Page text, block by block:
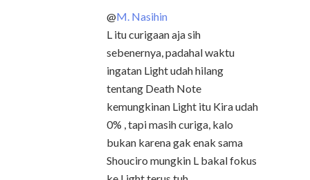
@M. Nasihin
L itu curigaan aja sih
sebenernya, padahal waktu
ingatan Light udah hilang
tentang Death Note
kemungkinan Light itu Kira udah
0% , tapi masih curiga, kalo
bukan karena gak enak sama
Shouciro mungkin L bakal fokus